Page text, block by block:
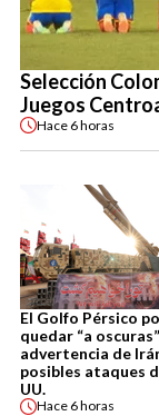
Selección
Juegos
Hace 6 horas
El Golfo Pérsico
quedar “a
advertencia de
posibles ataques
UU.
Hace 6 horas